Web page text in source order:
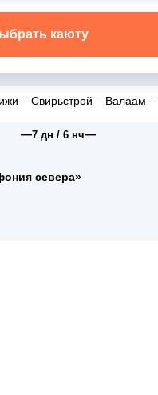
каюту
– Свирьстрой – Валаам –
—7 дн / 6 нч—
севера»